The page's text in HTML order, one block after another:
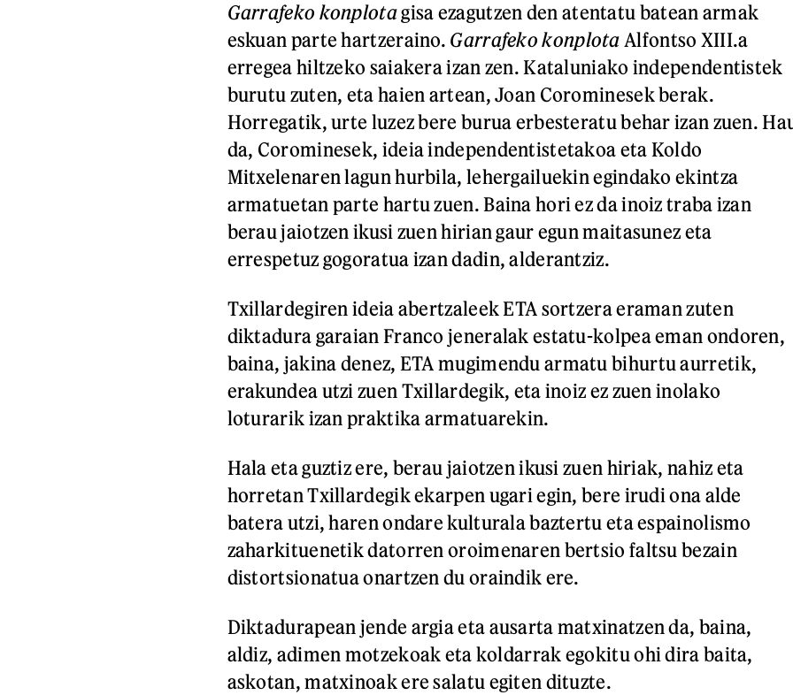
Garrafeko konplotagisa ezagutzen den atentatu batean armak
eskuan parte hartzeraino. Garrafeko konplota Alfontso XIII.a
erregea hiltzeko saiakera izan zen. Kataluniako independentistek
burutu zuten, eta haien artean, Joan Corominesek berak.
Horregatik, urte luzez bere burua erbesteratu behar izan zuen.
da, Corominesek, ideia independentistetakoa eta Koldo
Mitxelenaren lagun hurbila, lehergailuekin egindako ekintza
armatuetan parte hartu zuen. Baina hori ez da inoiz traba izan
berau jaiotzen ikusi zuen hirian gaur egun maitasunez eta
errespetuz gogoratua izan dadin, alderantziz.
Txillardegiren ideia abertzaleek ETA sortzera eraman zuten
diktadura garaian Franco jeneralak estatu-kolpea eman ondoren,
baina, jakina denez, ETA mugimendu armatu bihurtu aurretik,
erakundea utzi zuen Txillardegik, eta inoiz ez zuen inolako
loturarik izan praktika armatuarekin.
Hala eta guztiz ere, berau jaiotzen ikusi zuen hiriak, nahiz eta
horretan Txillardegik ekarpen ugari egin, bere irudi ona alde
batera utzi, haren ondare kulturala baztertu eta espainolismo
zaharkituenetik datorren oroimenaren bertsio faltsu bezain
distortsionatua onartzen du oraindik ere.
Diktadurapean jende argia eta ausarta matxinatzen da, baina,
aldiz, adimen motzekoak eta koldarrak egokitu ohi dira baita,
askotan, matxinoak ere salatu egiten dituzte.